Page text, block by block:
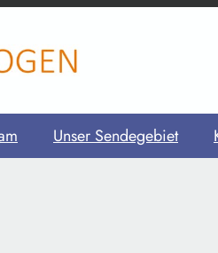
Unser Sendegebiet